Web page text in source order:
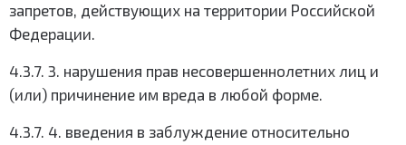
запретов, действующих на территории Российской
Федерации.
4.3.7. 3. нарушения прав несовершеннолетних лиц и
(или) причинение им вреда в любой форме.
4.3.7. 4. введения в заблуждение относительно